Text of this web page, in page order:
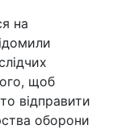
на
щоб
відправити
оборони